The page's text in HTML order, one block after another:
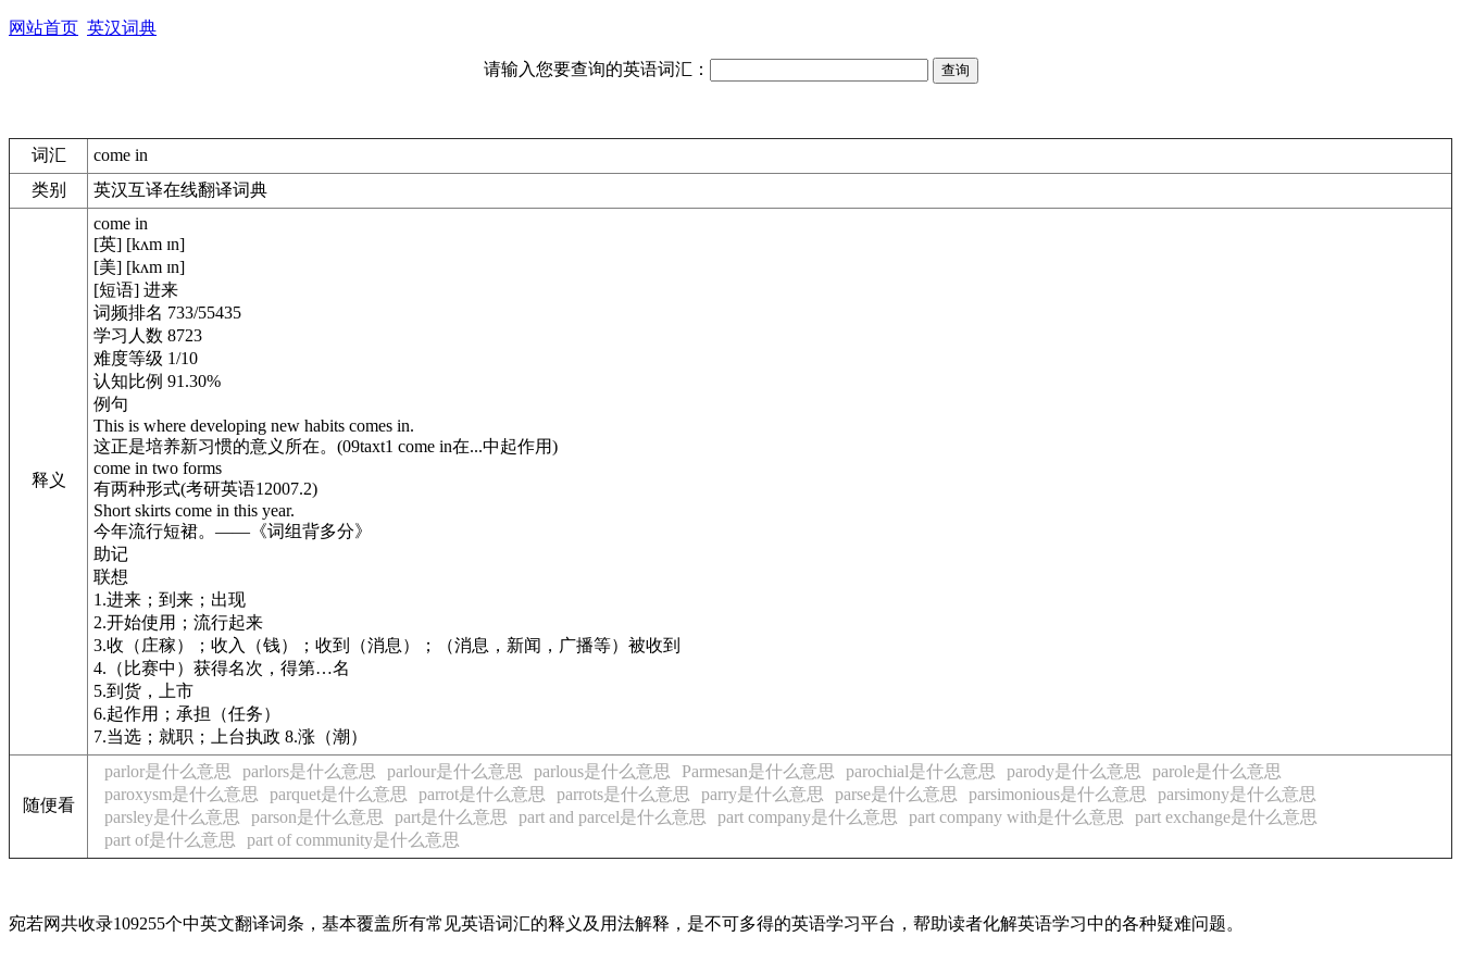
网站首页 英汉词典
请输入您要查询的英语词汇：
词汇
come in
类别
英汉互译在线翻译词典
释义
come in
[英] [kʌm ɪn]
[美] [kʌm ɪn]
[短语] 进来
词频排名 733/55435
学习人数 8723
难度等级 1/10
认知比例 91.30%
例句
This is where developing new habits comes in.
这正是培养新习惯的意义所在。(09taxt1 come in在...中起作用)
come in two forms
有两种形式(考研英语12007.2)
Short skirts come in this year.
今年流行短裙。——《词组背多分》
助记
联想
1.进来；到来；出现
2.开始使用；流行起来
3.收（庄稼）；收入（钱）；收到（消息）；（消息，新闻，广播等）被收到
4.（比赛中）获得名次，得第…名
5.到货，上市
6.起作用；承担（任务）
7.当选；就职；上台执政 8.涨（潮）
随便看
parlor是什么意思 parlors是什么意思 parlour是什么意思 parlous是什么意思 Parmesan是什么意思 parochial是什么意思 parody是什么意思
parole是什么意思
paroxysm是什么意思
parquet是什么意思 parrot是什么意思 parrots是什么意思 parry是什么意思 parse是什么意思 parsimonious是什么意思
parsimony是什么意思
parsley是什么意思
parson是什么意思 part是什么意思 part and parcel是什么意思 part company是什么意思 part company with是什么意思
part exchange是什么意思
part of是什么意思
part of community是什么意思
宛若网共收录109255个中英文翻译词条，基本覆盖所有常见英语词汇的释义及用法解释，是不可多得的英语学习平台，帮助读者化解英语学习中的各种疑难问题。